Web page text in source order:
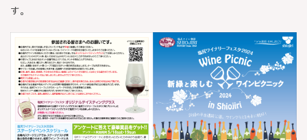
す。